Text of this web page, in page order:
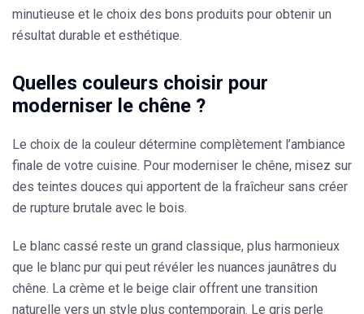
minutieuse et le choix des bons produits pour obtenir un
résultat durable et esthétique.
Quelles couleurs choisir pour
moderniser le chêne ?
Le choix de la couleur détermine complètement l’ambiance
finale de votre cuisine. Pour moderniser le chêne, misez sur
des teintes douces qui apportent de la fraîcheur sans créer
de rupture brutale avec le bois.
Le blanc cassé reste un grand classique, plus harmonieux
que le blanc pur qui peut révéler les nuances jaunâtres du
chêne. La crème et le beige clair offrent une transition
naturelle vers un style plus contemporain. Le gris perle